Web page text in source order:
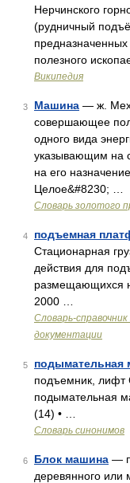
Нерчинского
(рудничный
полезного
Википедия
3 Машина — ж.
совершающее
одного вида
указывающим на
на его
Целое&#8230; …
Словарь золотого
4 подъемная
Стационарная
действия для
размещающихся
2000 …
Словарь-
документации
5 подымательная
подъемник, лифт
подымательная
(14) • …
Словарь синонимов
6 Блок машина —
деревянного или